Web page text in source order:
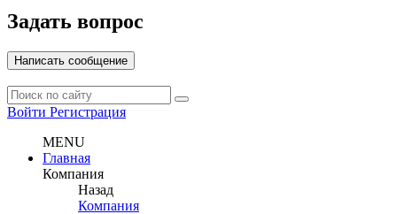
Задать вопрос
Написать сообщение
Войти Регистрация
MENU
Главная
Компания
Назад
Компания